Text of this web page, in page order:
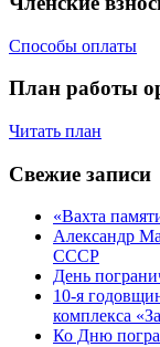
Способы оплаты
План работы
Читать план
Свежие записи
«Вахта
Александр
СССР
День
10-я
комплекса
Ко Дню